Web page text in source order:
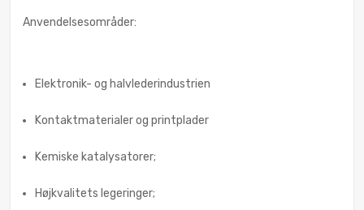
Anvendelsesområder:
Elektronik- og halvlederindustrien
Kontaktmaterialer og printplader
Kemiske katalysatorer;
Højkvalitets legeringer;